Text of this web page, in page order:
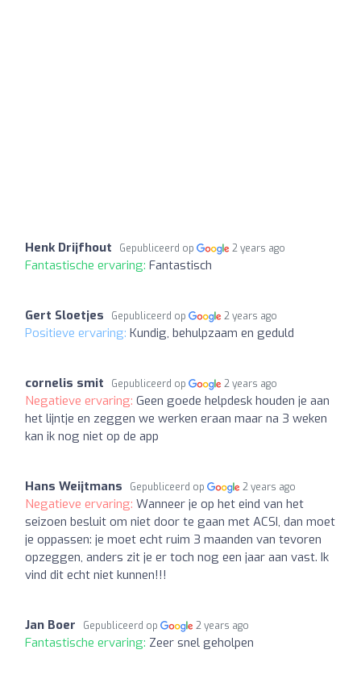
Henk Drijfhout Gepubliceerd op 2 years ago
Fantastische ervaring: Fantastisch
Gert Sloetjes Gepubliceerd op 2 years ago
Positieve ervaring: Kundig, behulpzaam en geduld
cornelis smit Gepubliceerd op 2 years ago
Negatieve ervaring: Geen goede helpdesk houden je aan
het lijntje en zeggen we werken eraan maar na 3 weken
kan ik nog niet op de app
Hans Weijtmans Gepubliceerd op 2 years ago
Negatieve ervaring: Wanneer je op het eind van het
seizoen besluit om niet door te gaan met ACSI, dan moet
je oppassen: je moet echt ruim 3 maanden van tevoren
opzeggen, anders zit je er toch nog een jaar aan vast. Ik
vind dit echt niet kunnen!!!
Jan Boer Gepubliceerd op 2 years ago
Fantastische ervaring: Zeer snel geholpen